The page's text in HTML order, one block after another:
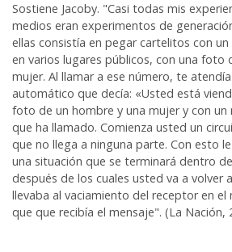
Sostiene Jacoby. "Casi todas mis
medios eran experimentos de
ellas consistía en pegar cartelitos con
en varios lugares públicos, con una foto
mujer. Al llamar a ese número, te
automático que decía: «Usted está
foto de un hombre y una mujer y con
que ha llamado. Comienza usted un
que no llega a ninguna parte. Con esto
una situación que se terminará dentro
después de los cuales usted va a volver
llevaba al vaciamiento del receptor en
que que recibía el mensaje". (La Nación,